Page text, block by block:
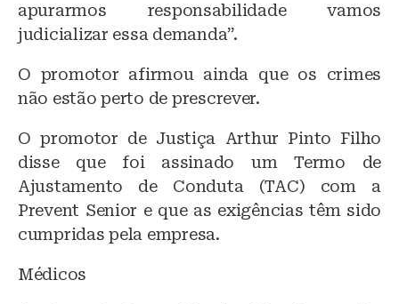
apurarmos responsabilidade vamos
judicializar essa demanda”.
O promotor afirmou ainda que os crimes
não estão perto de prescrever.
O promotor de Justiça Arthur Pinto Filho
disse que foi assinado um Termo de
Ajustamento de Conduta (TAC) com a
Prevent Senior e que as exigências têm sido
cumpridas pela empresa.
Médicos